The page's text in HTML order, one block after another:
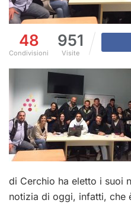
48
Condivisioni
951
Visite
di Cerchio ha eletto i suoi
notizia di oggi, infatti, che